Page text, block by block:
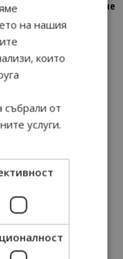
Петрич – Изживяване
Пловдив, градът на
Перник – град на
на нашия
които
събрали от
услуги.